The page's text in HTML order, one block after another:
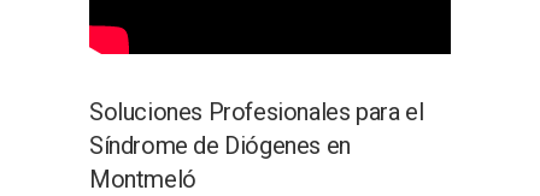
Soluciones Profesionales para el
Síndrome de Diógenes en
Montmeló